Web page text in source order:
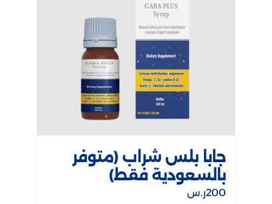
جابا بلس شراب (متوفر
بالسعودية فقط)
200ر.س